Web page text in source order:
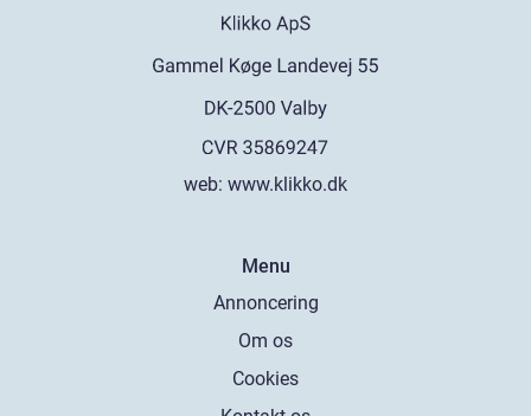
web: www.klikko.dk
Menu
Annoncering
Om os
Cookies